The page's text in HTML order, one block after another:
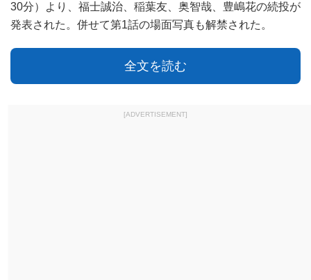
30分）より、福士誠治、稲葉友、奥智哉、豊嶋花の続投が
発表された。併せて第1話の場面写真も解禁された。
全文を読む
[ADVERTISEMENT]